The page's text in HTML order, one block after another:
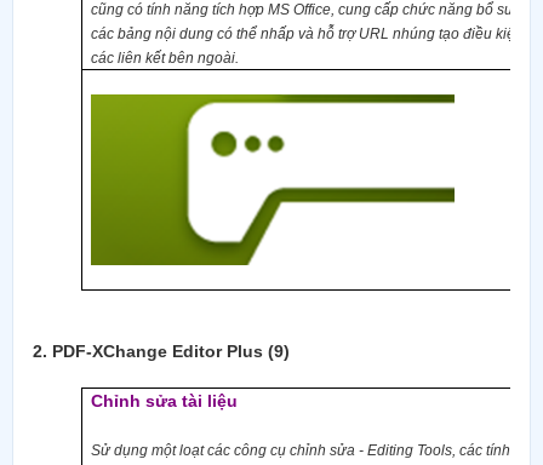
cũng có tính năng tích hợp MS Office, cung cấp chức năng bổ sung
các bảng nội dung có thể nhấp và hỗ trợ URL nhúng tạo điều kiện
các liên kết bên ngoài.
2. PDF-XChange Editor Plus (9)
Chỉnh sửa tài liệu
Sử dụng một loạt cáccông cụ chỉnh sửa - Editing Tools, các tính